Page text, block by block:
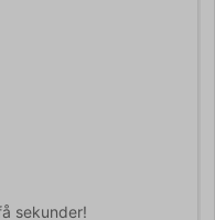
sekunder!